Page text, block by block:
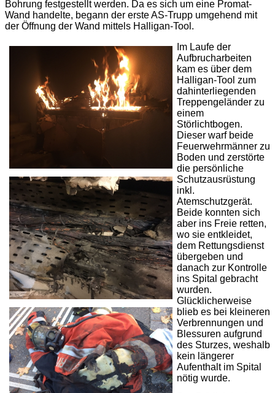
Bohrung festgestellt werden. Da es sich um eine Promat-
Wand handelte, begann der erste AS-Trupp umgehend mit
der Öffnung der Wand mittels Halligan-Tool.
Im Laufe der
Aufbrucharbeiten
kam es über dem
Halligan-Tool zum
dahinterliegenden
Treppengeländer zu
einem
Störlichtbogen.
Dieser warf beide
Feuerwehrmänner zu
Boden und zerstörte
die persönliche
Schutzausrüstung
inkl.
Atemschutzgerät.
Beide konnten sich
aber ins Freie retten,
wo sie entkleidet,
dem Rettungsdienst
übergeben und
danach zur Kontrolle
ins Spital gebracht
wurden.
Glücklicherweise
blieb es bei kleineren
Verbrennungen und
Blessuren aufgrund
des Sturzes, weshalb
kein längerer
Aufenthalt im Spital
nötig wurde.